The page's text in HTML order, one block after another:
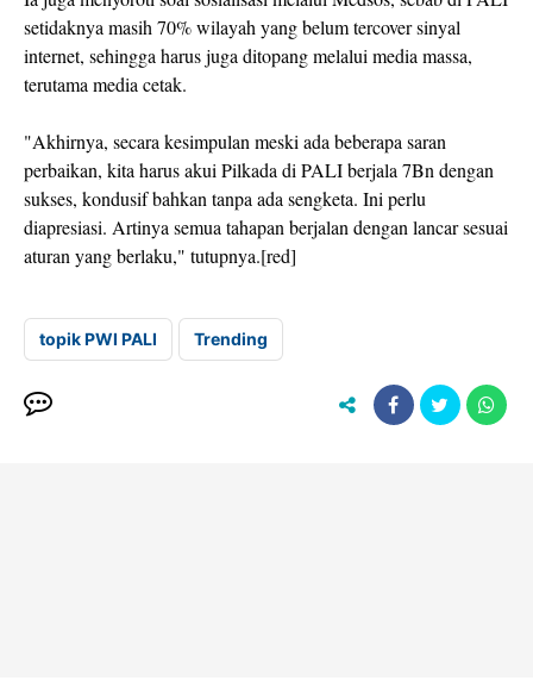
setidaknya masih 70% wilayah yang belum tercover sinyal
internet, sehingga harus juga ditopang melalui media massa,
terutama media cetak.
"Akhirnya, secara kesimpulan meski ada beberapa saran
perbaikan, kita harus akui Pilkada di PALI berjala 7Bn dengan
sukses, kondusif bahkan tanpa ada sengketa. Ini perlu
diapresiasi. Artinya semua tahapan berjalan dengan lancar sesuai
aturan yang berlaku," tutupnya.[red]
topik PWI PALI Trending